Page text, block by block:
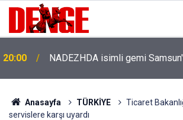
20:00 NADEZHDA isimli gemi
Anasayfa TÜRKİYE
Ticaret
servislere karşı uyardı